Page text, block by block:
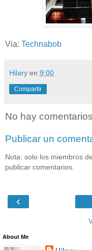
Via: Technabob
Hilary en 9:00
Compartir
No hay
Publicar un
Nota: solo los miembros
publicar comentarios.
‹
About Me